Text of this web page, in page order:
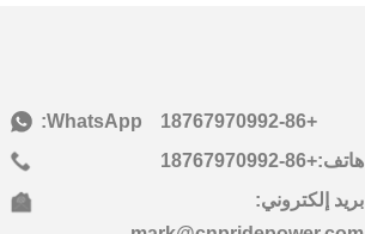
هاتف:+86-18767970992
هاتف:+86-18767970992
بريد إلكتروني: